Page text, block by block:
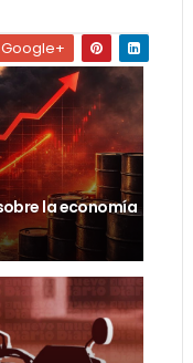
Google+
la economía